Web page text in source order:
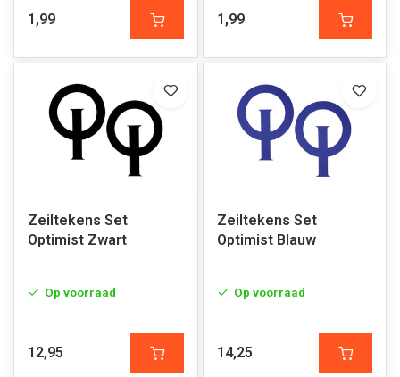
1,99 1,99
Zeiltekens Set
Optimist Zwart
Op voorraad
12,95
Zeiltekens Set
Optimist Blauw
Op voorraad
14,25